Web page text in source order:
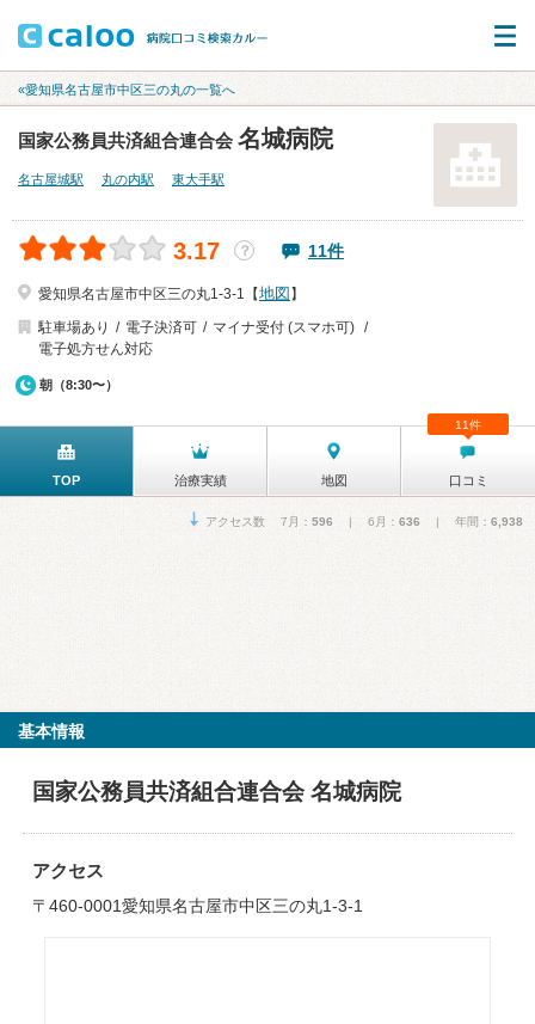
«愛知県名古屋市中区三の丸の一覧へ
国家公務員共済組合連合会 名城病院
名古屋城駅 丸の内駅 東大手駅
3.17 ？ 11件
愛知県名古屋市中区三の丸1-3-1【地図 】
駐車場あり
電子決済可
マイナ受付 (スマホ可)
電子処方せん対応
朝（8:30〜）
TOP 治療実績 地図 口コミ
11件
アクセス数 7月： 596 | 6月： 636 | 年間： 6,938
基本情報
国家公務員共済組合連合会 名城病院
アクセス
〒460-0001愛知県名古屋市中区三の丸1-3-1